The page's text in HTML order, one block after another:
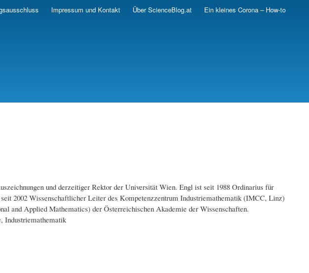
Impressum und Kontakt Über ScienceBlog.at Ein kleines Corona – How-to
und derzeitiger Rektor der Universität Wien. Engl ist seit 1988 Ordinarius für
2002 Wissenschaftlicher Leiter des Kompetenzzentrum Industriemathematik (IMCC, Linz)
and Applied Mathematics) der Österreichischen Akademie der Wissenschaften.
Industriemathematik